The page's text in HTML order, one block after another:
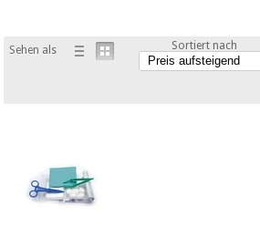
chinesische
Therapeutische
schränke
ausrüstung
Klinische
Sehen als
Sortiert nach